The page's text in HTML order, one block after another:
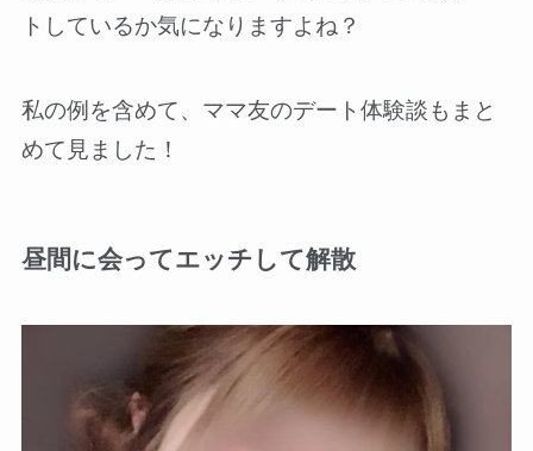
トしているか気になりますよね？
私の例を含めて、ママ友のデート体験談もまと
めて見ました！
昼間に会ってエッチして解散